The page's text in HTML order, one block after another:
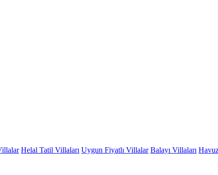
Helal Tatil Villaları Uygun Fiyatlı Villalar Balayı Villaları